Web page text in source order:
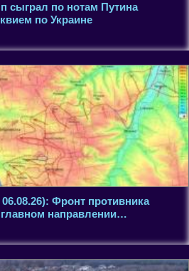
сыграл по нотам Путина
по Украине
Фронт противника
направлении…